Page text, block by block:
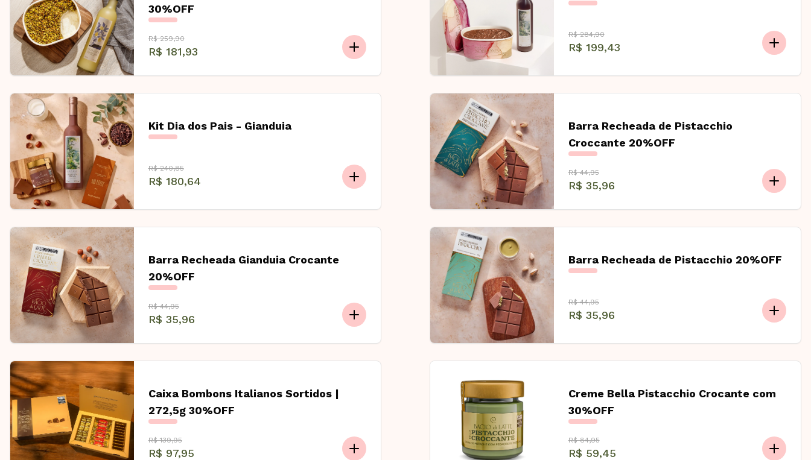
30%OFF
R$ 259,90
R$ 181,93
R$ 284,90
R$ 199,43
Kit Dia dos Pais - Gianduia
R$ 240,85
R$ 180,64
Barra Recheada de Pistacchio
Croccante 20%OFF
R$ 44,95
R$ 35,96
Barra Recheada Gianduia Crocante
20%OFF
R$ 44,95
R$ 35,96
Barra Recheada de Pistacchio 20%OFF
R$ 44,95
R$ 35,96
Caixa Bombons Italianos Sortidos |
272,5g 30%OFF
R$ 139,95
R$ 97,95
Creme Bella Pistacchio Crocante com
30%OFF
R$ 84,95
R$ 59,45